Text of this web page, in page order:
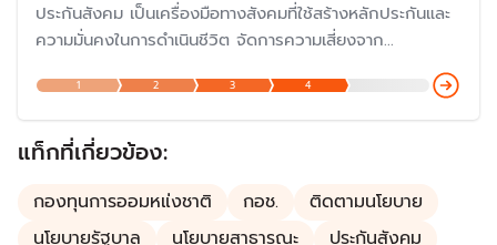
ประกันสังคม เป็นเครื่องมือทางสังคมที่ใช้สร้างหลักประกันและ
ความมั่นคงในการดำเนินชีวิต จัดการความเสี่ยงจาก
สถานการณ์ไม่แน่นอนที่เกี่ยวข้องกับความเป็นอยู่ เช่น เจ็บป่วย
อุบัติเหตุ เสียชีวิต ซึ่งเป็นเรื่องสำคัญที่รัฐบาลประเทศต่าง ๆ ใช้
เพื่อให้หลักประกันชีวิตแก่ประชาชนตั้งแต่เกิดจนตาย
1 2 3 4
แท็กที่เกี่ยวข้อง:
กองทุนการออมหแ่งชาติ กอช.
ติดตามนโยบาย
นโยบายรัฐบาล
นโยบายสาธารณะ
ประกันสังคม